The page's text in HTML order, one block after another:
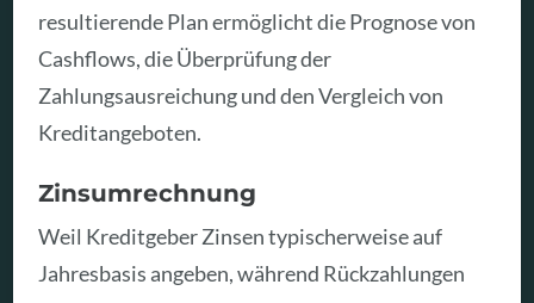
resultierende Plan ermöglicht die Prognose von
Cashflows, die Überprüfung der
Zahlungsausreichung und den Vergleich von
Kreditangeboten.
Zinsumrechnung
Weil Kreditgeber Zinsen typischerweise auf
Jahresbasis angeben, während Rückzahlungen